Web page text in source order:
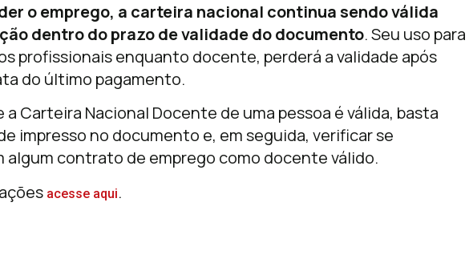
o emprego, a carteira nacional continua sendo válida
dentro do prazo de validade do documento. Seu uso para
profissionais enquanto docente, perderá a validade após
do último pagamento.
a Carteira Nacional Docente de uma pessoa é válida, basta
impresso no documento e, em seguida, verificar se
algum contrato de emprego como docente válido.
acesse aqui.